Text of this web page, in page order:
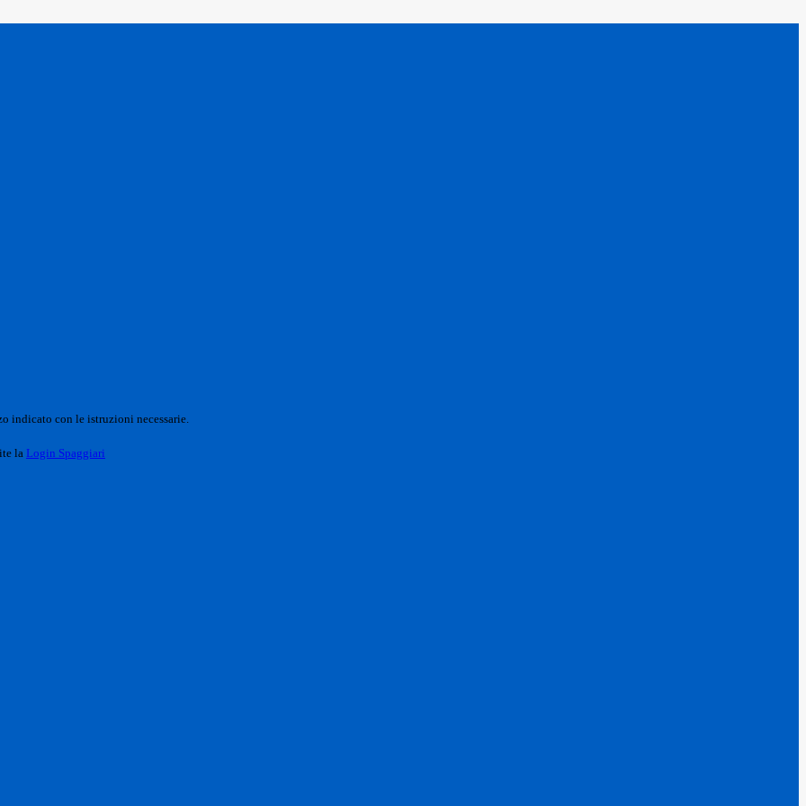
indicato con le istruzioni necessarie.
la Login Spaggiari